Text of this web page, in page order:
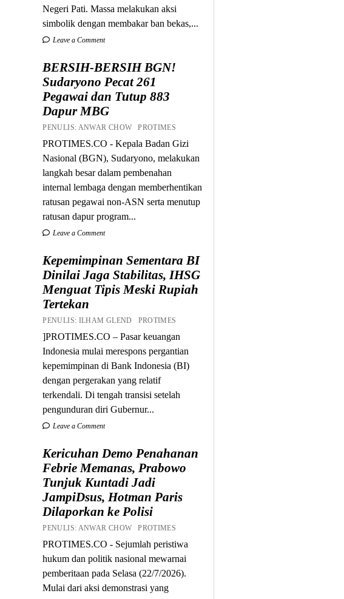
Negeri Pati. Massa melakukan aksi
simbolik dengan membakar ban bekas,...
Leave a Comment
BERSIH-BERSIH BGN!
Sudaryono Pecat 261
Pegawai dan Tutup 883
Dapur MBG
PENULIS: ANWAR CHOW PROTIMES
PROTIMES.CO - Kepala Badan Gizi
Nasional (BGN), Sudaryono, melakukan
langkah besar dalam pembenahan
internal lembaga dengan memberhentikan
ratusan pegawai non-ASN serta menutup
ratusan dapur program...
Leave a Comment
Kepemimpinan Sementara BI
Dinilai Jaga Stabilitas, IHSG
Menguat Tipis Meski Rupiah
Tertekan
PENULIS: ILHAM GLEND PROTIMES
]PROTIMES.CO – Pasar keuangan
Indonesia mulai merespons pergantian
kepemimpinan di Bank Indonesia (BI)
dengan pergerakan yang relatif
terkendali. Di tengah transisi setelah
pengunduran diri Gubernur...
Leave a Comment
Kericuhan Demo Penahanan
Febrie Memanas, Prabowo
Tunjuk Kuntadi Jadi
JampiDsus, Hotman Paris
Dilaporkan ke Polisi
PENULIS: ANWAR CHOW PROTIMES
PROTIMES.CO - Sejumlah peristiwa
hukum dan politik nasional mewarnai
pemberitaan pada Selasa (22/7/2026).
Mulai dari aksi demonstrasi yang